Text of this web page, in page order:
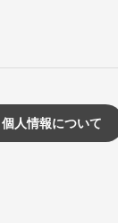
個人情報について